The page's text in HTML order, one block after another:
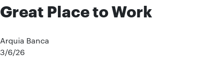
Great Place to Work
Arquia Banca
3/6/26